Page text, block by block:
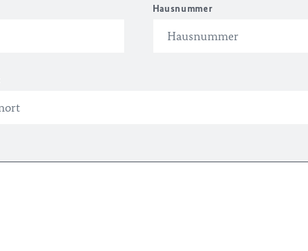
Hausnummer